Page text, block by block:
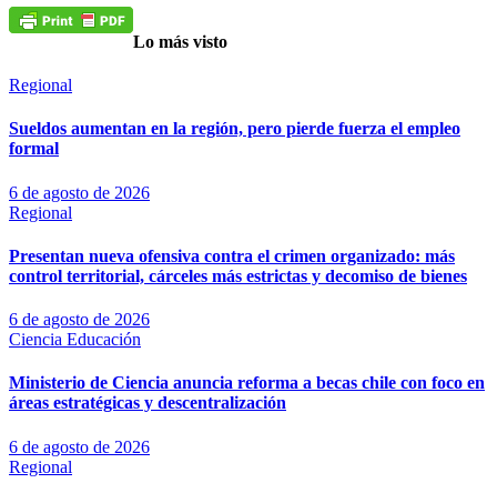
Lo más visto
Regional
Sueldos aumentan en la región, pero pierde fuerza el empleo
formal
6 de agosto de 2026
Regional
Presentan nueva ofensiva contra el crimen organizado: más
control territorial, cárceles más estrictas y decomiso de bienes
6 de agosto de 2026
Ciencia Educación
Ministerio de Ciencia anuncia reforma a becas chile con foco en
áreas estratégicas y descentralización
6 de agosto de 2026
Regional